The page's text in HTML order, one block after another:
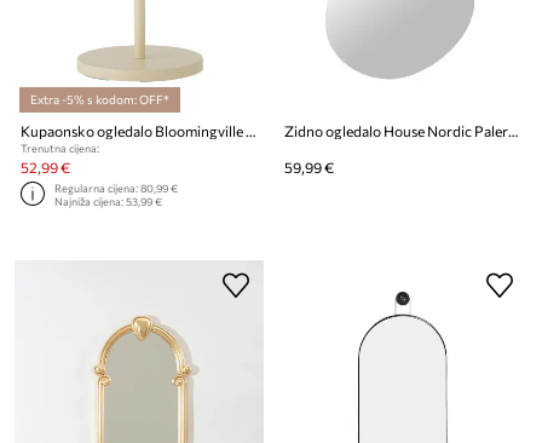
Extra -5% s kodom: OFF*
Kupaonsko ogledalo Bloomingville Milde
Trenutna cijena:
52,99 €
Regularna cijena:80,99 €
Najniža cijena:53,99 €
Zidno ogledalo House Nordic Palermo
59,99 €